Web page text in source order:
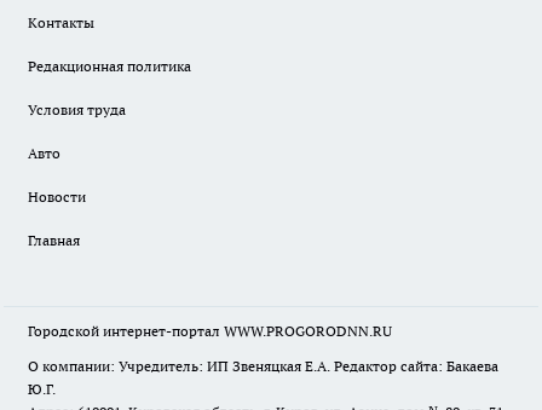
Контакты
Редакционная политика
Условия труда
Авто
Новости
Главная
Городской интернет-портал WWW.PROGORODNN.RU
О компании: Учредитель: ИП Звеняцкая Е.А. Редактор сайта: Бакаева
Ю.Г.